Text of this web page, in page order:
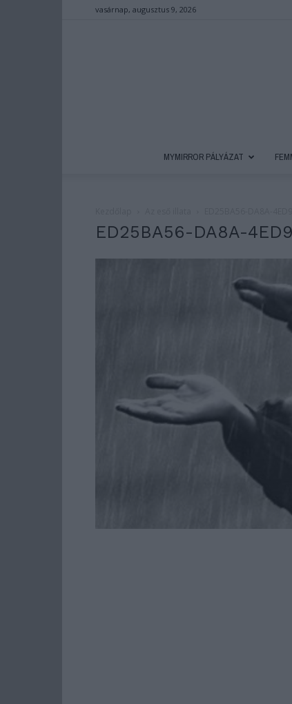
vasárnap, augusztus 9, 2026
MYMIRROR PÁLYÁZAT
ED25BA56-DA8A-